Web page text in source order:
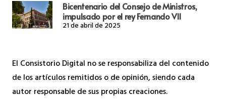
Bicentenario del Consejo de Ministros,
impulsado por el rey Fernando VII
21 de abril de 2025
El Consistorio Digital no se responsabiliza del contenido
de los artículos remitidos o de opinión, siendo cada
autor responsable de sus propias creaciones.